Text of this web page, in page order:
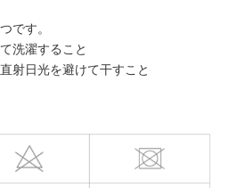
です。
洗濯すること
射日光を避けて干すこと